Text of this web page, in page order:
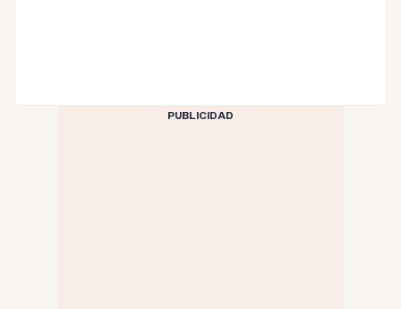
PUBLICIDAD